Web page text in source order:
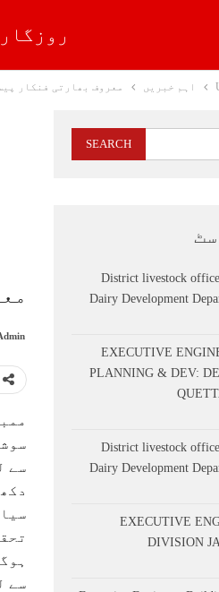
روزگار
اہم خبریں معروف بھارتی فنکار
سے
سے
District livestock
Dairy Development
EXECUTIVE
PLANNING & DEV:
District livestock
Dairy Development
EXECUTIVE
DIVISION